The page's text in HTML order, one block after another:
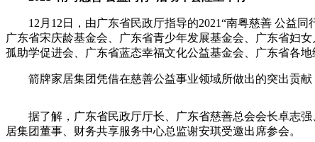
12月12日，由广东省民政厅指导的2021“南粤慈善 公益同
广东省宋庆龄基金会、广东省青少年发展基金会、广东省妇
孤助学促进会、广东省蓝态幸福文化公益基金会、广东省各
箭牌家居集团凭借在慈善公益事业领域所做出的突出贡献
据了解，广东省民政厅厅长、广东省慈善总会会长卓志强
居集团董事、财务共享服务中心总监谢安琪受邀出席参会。